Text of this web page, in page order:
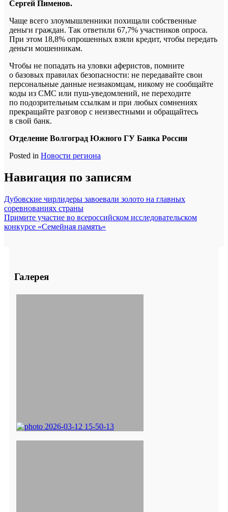
Сергей Пименов.
Чаще всего злоумышленники похищали собственные
деньги граждан. Так ответили 67,7% участников опроса.
При этом 18,8% опрошенных взяли кредит, чтобы передать
деньги мошенникам.
Чтобы не попадать на уловки аферистов, помните
о базовых правилах безопасности: не передавайте свои
персональные данные незнакомцам, никому не сообщайте
коды из СМС или пуш-уведомлений, не переходите
по подозрительным ссылкам и при любых сомнениях
прекращайте разговор с неизвестными и обращайтесь
в свой банк.
Отделение Волгоград Южного ГУ Банка России
Posted in Новости региона
Навигация по записям
Дубовские чирлидеры завоевали золото на главных
соревнованиях страны
Примите участие во всероссийском исследовательском
конкурсе «Семейная память»
Галерея